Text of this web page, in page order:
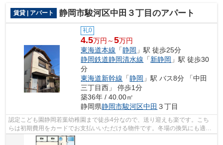
賃貸 | アパート 静岡市駿河区中田３丁目のアパート
礼0
4.5万円～5万円
東海道本線 「静岡 」駅 徒歩25分
静岡鉄道静岡清水線 「新静岡 」駅 徒歩30
分
東海道新幹線 「静岡 」駅 バス8分 「中田
三丁目西」 停歩1分
築36年 / 40.00㎡
静岡県静岡市駿河区中田 ３丁目
認定こども園静岡若葉幼稚園まで徒歩4分なので、送り迎えも楽です。こち
らは初期費用をカードでお支払いいただける物件です。冬場の換気にも適し
た、風通しの良い湿気が溜まりにくい物...